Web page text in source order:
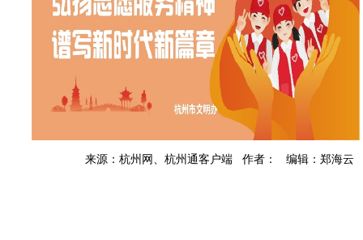
来源：杭州网、杭州通客户端 作者： 编辑：郑海云